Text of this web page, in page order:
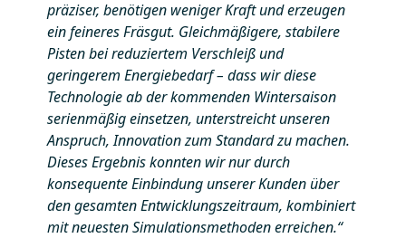
präziser, benötigen weniger Kraft und erzeugen
ein feineres Fräsgut. Gleichmäßigere, stabilere
Pisten bei reduziertem Verschleiß und
geringerem Energiebedarf – dass wir diese
Technologie ab der kommenden Wintersaison
serienmäßig einsetzen, unterstreicht unseren
Anspruch, Innovation zum Standard zu machen.
Dieses Ergebnis konnten wir nur durch
konsequente Einbindung unserer Kunden über
den gesamten Entwicklungszeitraum, kombiniert
mit neuesten Simulationsmethoden erreichen.“